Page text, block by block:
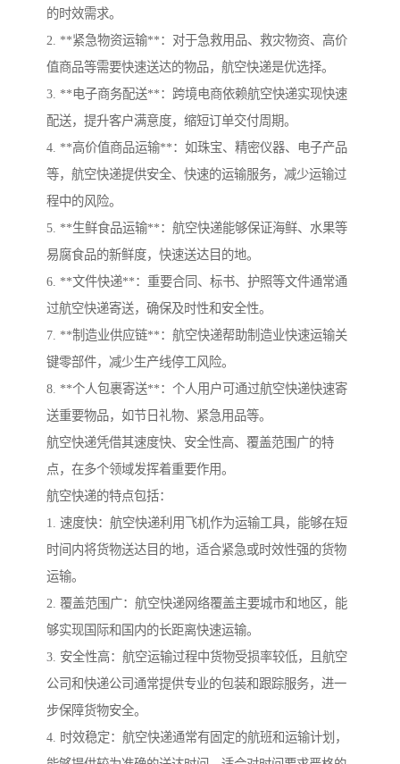
的时效需求。
2. **紧急物资运输**：对于急救用品、救灾物资、高价
值商品等需要快速送达的物品，航空快递是优选择。
3. **电子商务配送**：跨境电商依赖航空快递实现快速
配送，提升客户满意度，缩短订单交付周期。
4. **高价值商品运输**：如珠宝、精密仪器、电子产品
等，航空快递提供安全、快速的运输服务，减少运输过
程中的风险。
5. **生鲜食品运输**：航空快递能够保证海鲜、水果等
易腐食品的新鲜度，快速送达目的地。
6. **文件快递**：重要合同、标书、护照等文件通常通
过航空快递寄送，确保及时性和安全性。
7. **制造业供应链**：航空快递帮助制造业快速运输关
键零部件，减少生产线停工风险。
8. **个人包裹寄送**：个人用户可通过航空快递快速寄
送重要物品，如节日礼物、紧急用品等。
航空快递凭借其速度快、安全性高、覆盖范围广的特
点，在多个领域发挥着重要作用。
航空快递的特点包括：
1. 速度快：航空快递利用飞机作为运输工具，能够在短
时间内将货物送达目的地，适合紧急或时效性强的货物
运输。
2. 覆盖范围广：航空快递网络覆盖主要城市和地区，能
够实现国际和国内的长距离快速运输。
3. 安全性高：航空运输过程中货物受损率较低，且航空
公司和快递公司通常提供专业的包装和跟踪服务，进一
步保障货物安全。
4. 时效稳定：航空快递通常有固定的航班和运输计划，